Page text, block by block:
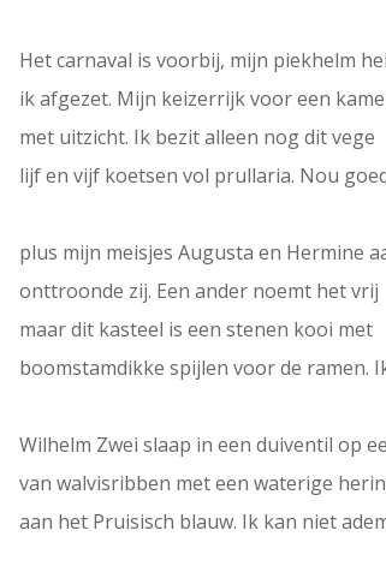
Het carnaval is voorbij, mijn piekhelm
ik afgezet. Mijn keizerrijk voor een
met uitzicht. Ik bezit alleen nog dit vege
lijf en vijf koetsen vol prullaria. Nou
plus mijn meisjes Augusta en Hermine
onttroonde zij. Een ander noemt het vrij
maar dit kasteel is een stenen kooi met
boomstamdikke spijlen voor de ramen.
Wilhelm Zwei slaap in een duiventil op
van walvisribben met een waterige
aan het Pruisisch blauw. Ik kan niet